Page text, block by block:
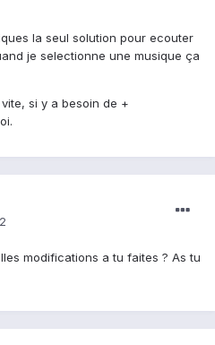
la seul solution pour ecouter
je selectionne une musique ça
si y a besoin de +
modifications a tu faites ? As tu